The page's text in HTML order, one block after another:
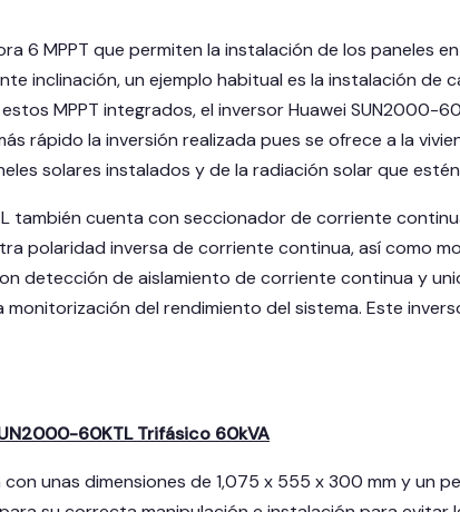
6 MPPT que permiten la instalación de los paneles
inclinación, un ejemplo habitual es la instalación de
MPPT integrados, el inversor Huawei SUN2000-
rápido la inversión realizada pues se ofrece a la
solares instalados y de la radiación solar que
también cuenta con seccionador de corriente
polaridad inversa de corriente continua, así como
detección de aislamiento de corriente continua y
monitorización del rendimiento del sistema. Este
60KTL Trifásico 60kVA
unas dimensiones de 1,075 x 555 x 300 mm y un